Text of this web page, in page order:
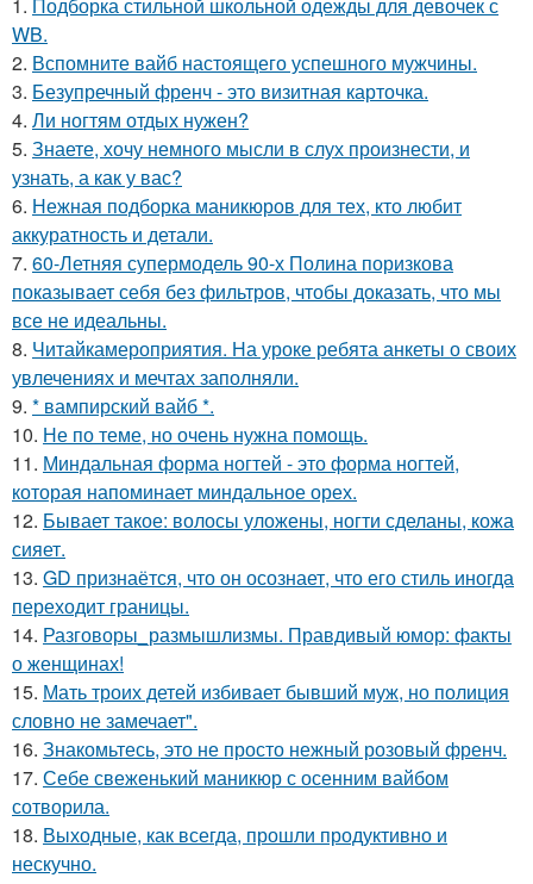
WB.
2. Вспомните вайб настоящего успешного мужчины.
3. Безупречный френч - это визитная карточка.
4. Ли ногтям отдых нужен?
5. Знаете, хочу немного мысли в слух произнести, и
узнать, а как у вас?
6. Нежная подборка маникюров для тех, кто любит
аккуратность и детали.
7. 60-Летняя супермодель 90-х Полина поризкова
показывает себя без фильтров, чтобы доказать, что мы
все не идеальны.
8. Читайкамероприятия. На уроке ребята анкеты о своих
увлечениях и мечтах заполняли.
9. * вампирский вайб *.
10. Не по теме, но очень нужна помощь.
11. Миндальная форма ногтей - это форма ногтей,
которая напоминает миндальное орех.
12. Бывает такое: волосы уложены, ногти сделаны, кожа
сияет.
13. GD признаётся, что он осознает, что его стиль иногда
переходит границы.
14. Разговоры_размышлизмы. Правдивый юмор: факты
о женщинах!
15. Мать троих детей избивает бывший муж, но полиция
словно не замечает".
16. Знакомьтесь, это не просто нежный розовый френч.
17. Себе свеженький маникюр с осенним вайбом
сотворила.
18. Выходные, как всегда, прошли продуктивно и
нескучно.